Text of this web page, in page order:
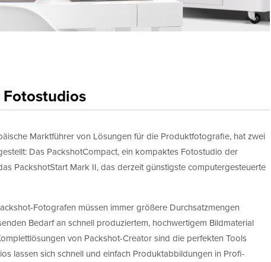
Marktführer von Lösungen für die Produktfotografie, hat zwei
Das PackshotCompact, ein kompaktes Fotostudio der
PackshotStart Mark II, das derzeit günstigste computergesteuerte
Fotografen müssen immer größere Durchsatzmengen
Bedarf an schnell produziertem, hochwertigem Bildmaterial
von Packshot-Creator sind die perfekten Tools
lassen sich schnell und einfach Produktabbildungen in Profi-